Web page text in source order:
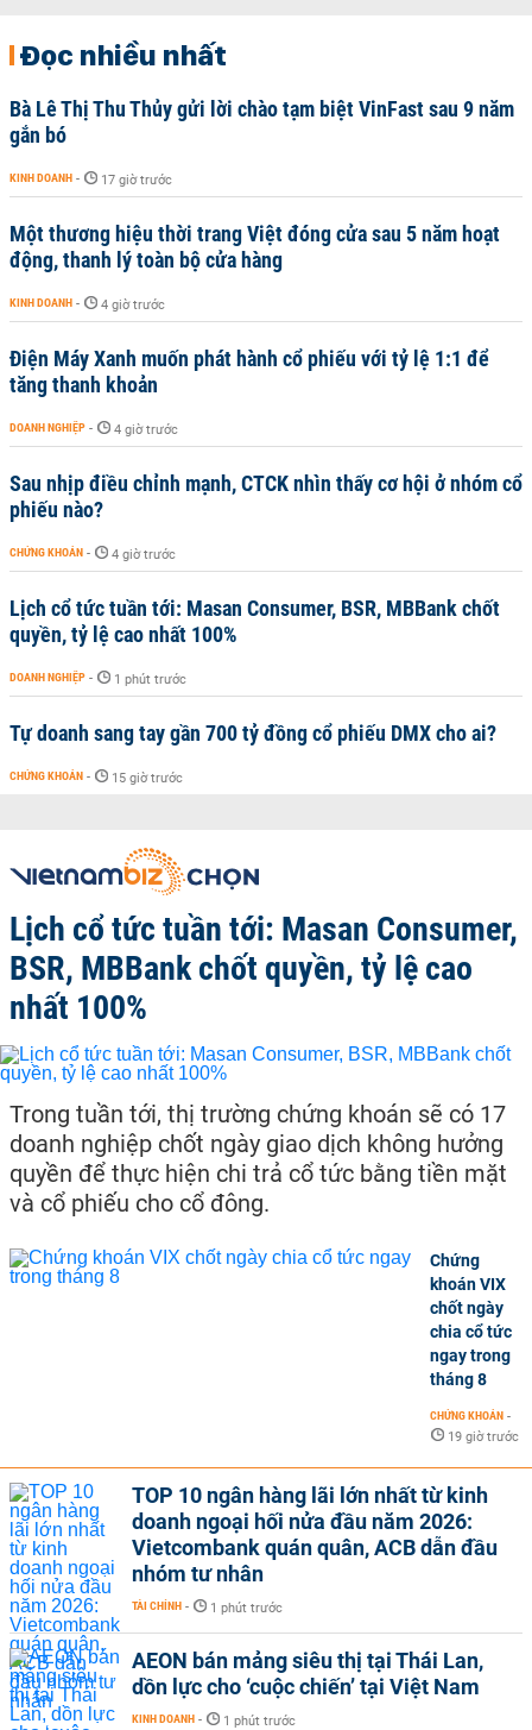
Đọc nhiều nhất
Bà Lê Thị Thu Thủy gửi lời chào tạm biệt VinFast sau 9 năm
gắn bó
KINH DOANH - 17 giờ trước
Một thương hiệu thời trang Việt đóng cửa sau 5 năm hoạt
động, thanh lý toàn bộ cửa hàng
KINH DOANH - 4 giờ trước
Điện Máy Xanh muốn phát hành cổ phiếu với tỷ lệ 1:1 để
tăng thanh khoản
DOANH NGHIỆP - 4 giờ trước
Sau nhịp điều chỉnh mạnh, CTCK nhìn thấy cơ hội ở nhóm cổ
phiếu nào?
CHỨNG KHOÁN - 4 giờ trước
Lịch cổ tức tuần tới: Masan Consumer, BSR, MBBank chốt
quyền, tỷ lệ cao nhất 100%
DOANH NGHIỆP - 1 phút trước
Tự doanh sang tay gần 700 tỷ đồng cổ phiếu DMX cho ai?
CHỨNG KHOÁN - 15 giờ trước
Lịch cổ tức tuần tới: Masan Consumer,
BSR, MBBank chốt quyền, tỷ lệ cao
nhất 100%
Trong tuần tới, thị trường chứng khoán sẽ có 17
doanh nghiệp chốt ngày giao dịch không hưởng
quyền để thực hiện chi trả cổ tức bằng tiền mặt
và cổ phiếu cho cổ đông.
Chứng
khoán VIX
chốt ngày
chia cổ tức
ngay trong
tháng 8
CHỨNG KHOÁN -
19 giờ trước
TOP 10 ngân hàng lãi lớn nhất từ kinh
doanh ngoại hối nửa đầu năm 2026:
Vietcombank quán quân, ACB dẫn đầu
nhóm tư nhân
TÀI CHÍNH - 1 phút trước
AEON bán mảng siêu thị tại Thái Lan,
dồn lực cho ‘cuộc chiến’ tại Việt Nam
KINH DOANH - 1 phút trước